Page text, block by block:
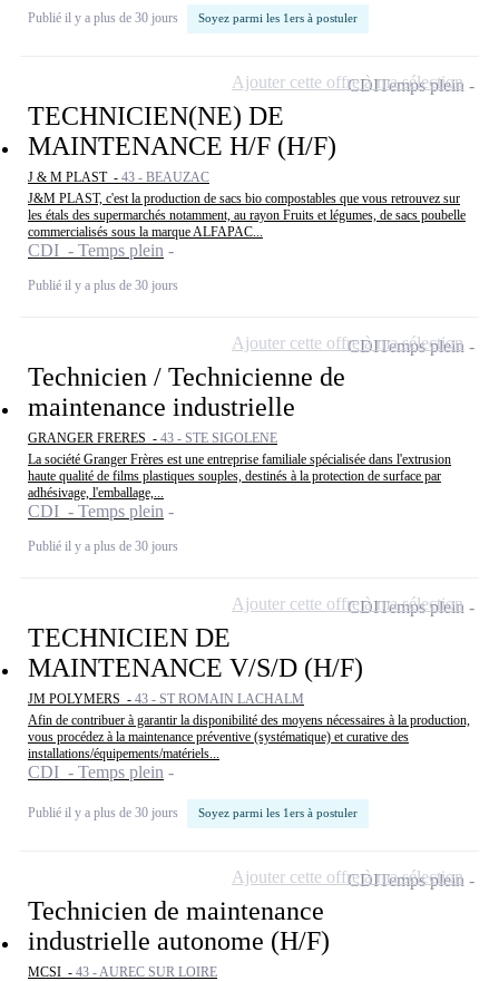
Publié il y a plus de 30 jours Soyez parmi les 1ers à postuler
TECHNICIEN(NE) DE
MAINTENANCE H/F (H/F)
J & M PLAST - 43 - BEAUZAC
J&M PLAST, c'est la production de sacs bio compostables que vous retrouvez sur
les étals des supermarchés notamment, au rayon Fruits et légumes, de sacs poubelle
commercialisés sous la marque ALFAPAC...
CDI - Temps plein
Publié il y a plus de 30 jours
CDITemps plein
Ajouter cette offre à ma sélection
Technicien / Technicienne de
maintenance industrielle
GRANGER FRERES - 43 - STE SIGOLENE
La société Granger Frères est une entreprise familiale spécialisée dans l'extrusion
haute qualité de films plastiques souples, destinés à la protection de surface par
adhésivage, l'emballage,...
CDI - Temps plein
Publié il y a plus de 30 jours
CDITemps plein
Ajouter cette offre à ma sélection
TECHNICIEN DE
MAINTENANCE V/S/D (H/F)
JM POLYMERS - 43 - ST ROMAIN LACHALM
Afin de contribuer à garantir la disponibilité des moyens nécessaires à la production,
vous procédez à la maintenance préventive (systématique) et curative des
installations/équipements/matériels...
CDI - Temps plein
Publié il y a plus de 30 jours Soyez parmi les 1ers à postuler
CDITemps plein
Ajouter cette offre à ma sélection
Technicien de maintenance
industrielle autonome (H/F)
MCSI - 43 - AUREC SUR LOIRE
CDITemps plein
Ajouter cette offre à ma sélection